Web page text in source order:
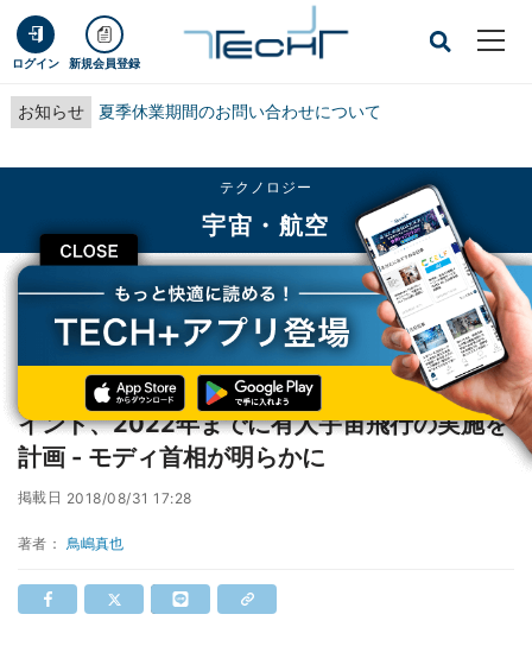
ログイン 新規会員登録
お知らせ 夏季休業期間のお問い合わせについて
CLOSE
テクノロジー
宇宙・航空
TECH+ テクノロジー
宇宙・航空
インド、2022年までに有人宇宙飛行の実施を計画 - モディ首相が明らかに
インド、2022年までに有人宇宙飛行の実施を
計画 - モディ首相が明らかに
掲載日 2018/08/31 17:28
著者： 鳥嶋真也